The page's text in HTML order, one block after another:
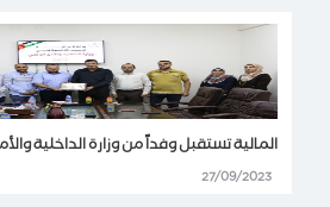
المالية تستقبل وفداً من وزارة الداخلية
27/09/2023